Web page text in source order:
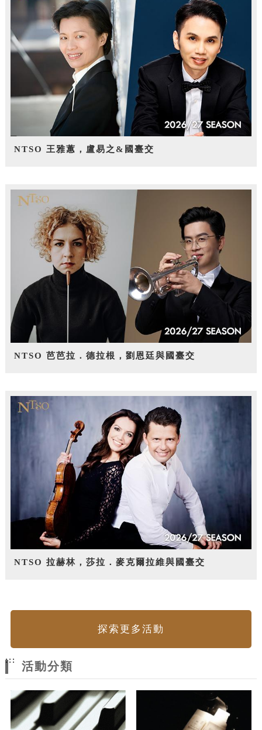
NTSO 王雅蕙，盧易之&國臺交
NTSO 芭芭拉．德拉根，劉恩廷與國臺交
NTSO 拉赫林，莎拉．麥克爾拉維與國臺交
探索更多活動
:::
活動分類